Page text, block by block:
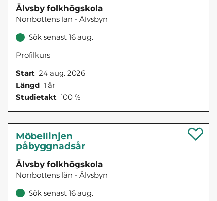
Älvsby folkhögskola
Norrbottens län - Älvsbyn
Sök senast 16 aug.
Profilkurs
Start 24 aug. 2026
Längd 1 år
Studietakt 100 %
Möbellinjen
påbyggnadsår
Älvsby folkhögskola
Norrbottens län - Älvsbyn
Sök senast 16 aug.